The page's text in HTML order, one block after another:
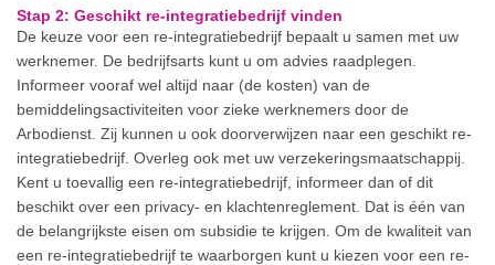
Stap 2: Geschikt re-integratiebedrijf vinden
De keuze voor een re-integratiebedrijf bepaalt u samen met uw
werknemer. De bedrijfsarts kunt u om advies raadplegen.
Informeer vooraf wel altijd naar (de kosten) van de
bemiddelingsactiviteiten voor zieke werknemers door de
Arbodienst. Zij kunnen u ook doorverwijzen naar een geschikt re-
integratiebedrijf. Overleg ook met uw verzekeringsmaatschappij.
Kent u toevallig een re-integratiebedrijf, informeer dan of dit
beschikt over een privacy- en klachtenreglement. Dat is één van
de belangrijkste eisen om subsidie te krijgen. Om de kwaliteit van
een re-integratiebedrijf te waarborgen kunt u kiezen voor een re-